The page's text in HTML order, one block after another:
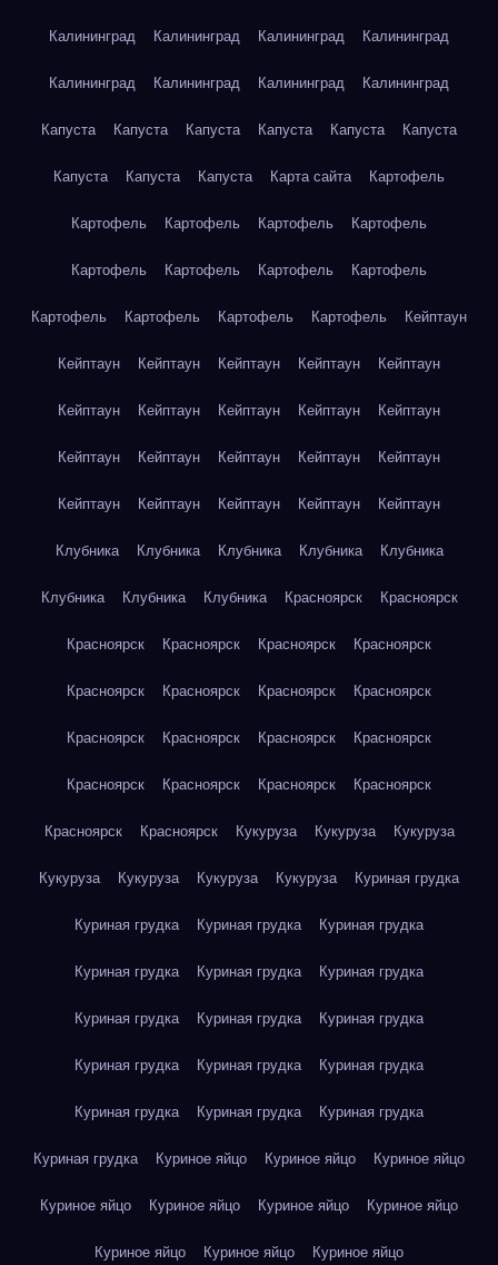
Калининград Калининград Калининград Калининград
Калининград Калининград Калининград Калининград
Капуста Капуста Капуста Капуста Капуста Капуста
Капуста Капуста Капуста Карта сайта Картофель
Картофель Картофель Картофель Картофель
Картофель Картофель Картофель Картофель
Картофель Картофель Картофель Картофель Кейптаун
Кейптаун Кейптаун Кейптаун Кейптаун Кейптаун
Кейптаун Кейптаун Кейптаун Кейптаун Кейптаун
Кейптаун Кейптаун Кейптаун Кейптаун Кейптаун
Кейптаун Кейптаун Кейптаун Кейптаун Кейптаун
Клубника Клубника Клубника Клубника Клубника
Клубника Клубника Клубника Красноярск Красноярск
Красноярск Красноярск Красноярск Красноярск
Красноярск Красноярск Красноярск Красноярск
Красноярск Красноярск Красноярск Красноярск
Красноярск Красноярск Красноярск Красноярск
Красноярск Красноярск Кукуруза Кукуруза Кукуруза
Кукуруза Кукуруза Кукуруза Кукуруза Куриная грудка
Куриная грудка Куриная грудка Куриная грудка
Куриная грудка Куриная грудка Куриная грудка
Куриная грудка Куриная грудка Куриная грудка
Куриная грудка Куриная грудка Куриная грудка
Куриная грудка Куриная грудка Куриная грудка
Куриная грудка Куриное яйцо Куриное яйцо Куриное яйцо
Куриное яйцо Куриное яйцо Куриное яйцо Куриное яйцо
Куриное яйцо Куриное яйцо Куриное яйцо